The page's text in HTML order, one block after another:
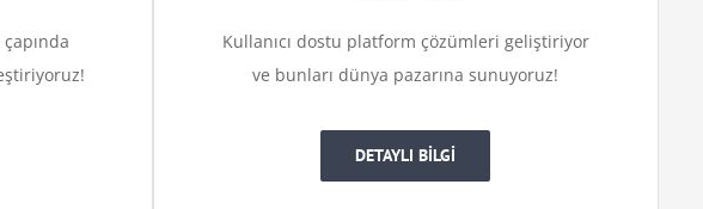
Kullanıcı dostu platform çözümleri geliştiriyor
ve bunları dünya pazarına sunuyoruz!
DETAYLI BİLGİ